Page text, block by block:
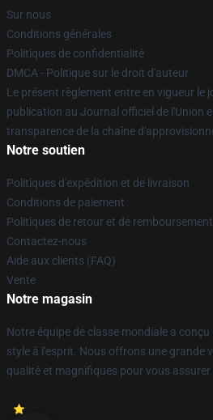
Sur nous
Conditions générales
Politiques de confidentialité
DMCA - Politique sur le droit d'auteur
Le présent règlement entre en vigueur le
publication au Journal officiel de l'Union
transparence de la chaîne
Notre soutien
Politiques d'expédition et de livraison
Conditions de paiement
Politiques de retour et de remboursement
Contactez-nous
Aide aux clients (FAQ)
Vente
Notre magasin
Notre équipe de classe mondiale a
style à l'esprit. Nous offrons une grande
qualité et magnifiques pour vous assurer